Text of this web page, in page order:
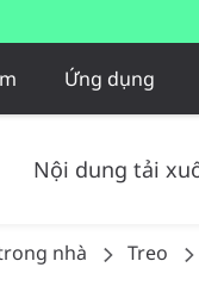
Ứng dụng
Nội dung tải
nhà Treo